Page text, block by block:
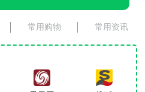
常用购物 常用资讯